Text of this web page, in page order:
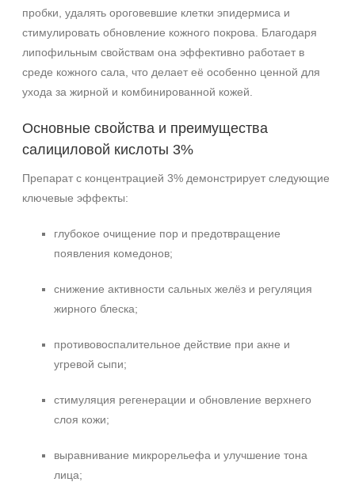
пробки, удалять ороговевшие клетки эпидермиса и
стимулировать обновление кожного покрова. Благодаря
липофильным свойствам она эффективно работает в
среде кожного сала, что делает её особенно ценной для
ухода за жирной и комбинированной кожей.
Основные свойства и преимущества
салициловой кислоты 3%
Препарат с концентрацией 3% демонстрирует следующие
ключевые эффекты:
глубокое очищение пор и предотвращение
появления комедонов;
снижение активности сальных желёз и регуляция
жирного блеска;
противовоспалительное действие при акне и
угревой сыпи;
стимуляция регенерации и обновление верхнего
слоя кожи;
выравнивание микрорельефа и улучшение тона
лица;